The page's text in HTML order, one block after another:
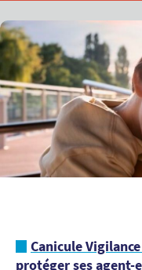
Canicule
protéger ses agent-